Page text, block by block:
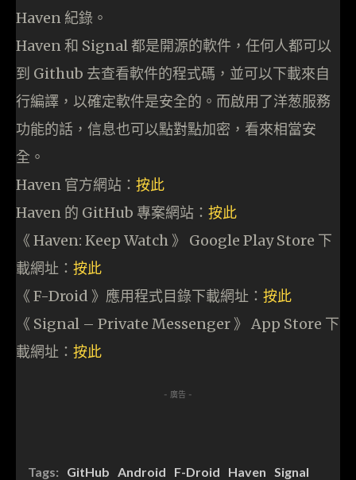
Haven 紀錄。
Haven 和 Signal 都是開源的軟件，任何人都可以
到 Github 去查看軟件的程式碼，並可以下載來自
行編譯，以確定軟件是安全的。而啟用了洋葱服務
功能的話，信息也可以點對點加密，看來相當安
全。
Haven 官方網站： 按此
Haven 的 GitHub 專案網站： 按此
《 Haven: Keep Watch 》 Google Play Store 下
載網址： 按此
《 F-Droid 》應用程式目錄下載網址： 按此
《 Signal – Private Messenger 》 App Store 下
載網址： 按此
- 廣告 -
Tags: GitHub Android F-Droid Haven Signal